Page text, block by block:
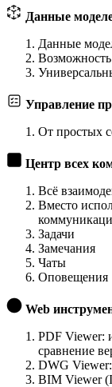
Данные
Данные
Управление
От простых
Центр всех
Всё
Вместо
Задачи
Замечания
Чаты
Оповещения
Web
PDF Viewer:
сравнение
DWG Viewer:
BIM Viewer